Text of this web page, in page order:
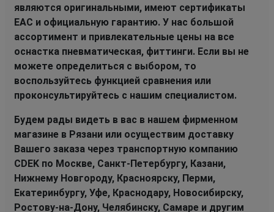
являются оригинальными, имеют сертификаты
EAC и официальную гарантию. У нас большой
ассортимент и привлекательные цены на все
оснастка пневматическая, фиттинги. Если вы не
можете определиться с выбором, то
воспользуйтесь функцией сравнения или
проконсультируйтесь с нашим специалистом.
Будем рады видеть в вас в нашем фирменном
магазине в Рязани или осуществим доставку
Вашего заказа через транспортную компанию
CDEK по Москве, Санкт-Петербургу, Казани,
Нижнему Новгороду, Красноярску, Перми,
Екатеринбургу, Уфе, Краснодару, Новосибирску,
Ростову-на-Дону, Челябинску, Самаре и другим